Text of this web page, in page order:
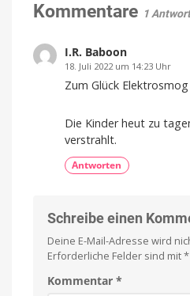
Kommentare 1 Antwort
I.R. Baboon
18. Juli 2022 um 14:23 Uhr
Zum Glück
Die Kinder heut zu
verstrahlt.
Antworten
Schreibe einen
Deine E-Mail-Adresse wird
Erforderliche Felder sind mit*
Kommentar *